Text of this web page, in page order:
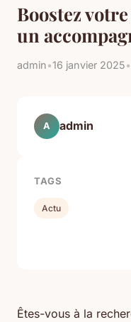
Boostez
un
admin•16 janvier 2025•
Êtes-vous à la
A admin
TAGS
Actu